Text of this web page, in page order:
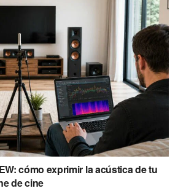
cómo exprimir la acústica de tu
de cine